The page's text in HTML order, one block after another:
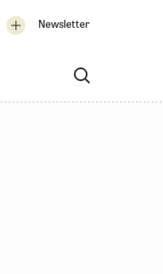
Newsletter